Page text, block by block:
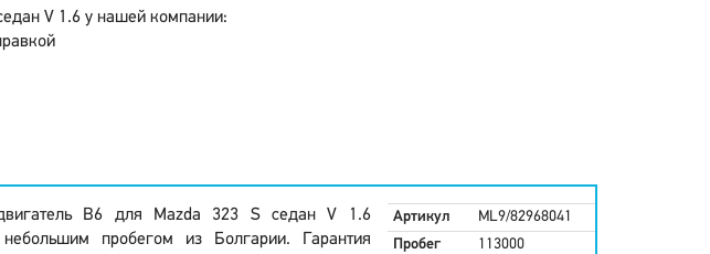
V 1.6 у нашей компании:
двигатель B6 для Mazda 323 S седан V 1.6
пробегом из Болгарии. Гарантия
Артикул
ML9/82968041
Пробег
113000